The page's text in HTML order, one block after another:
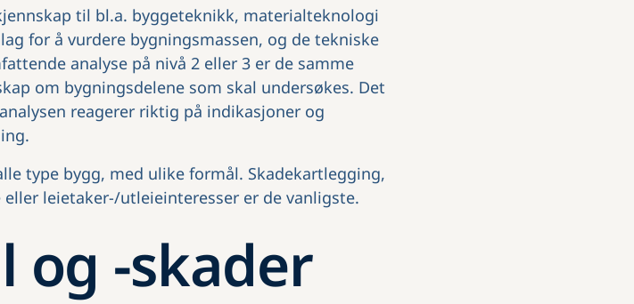
til bl.a. byggeteknikk, materialteknologi
for å vurdere bygningsmassen, og de tekniske
analyse på nivå 2 eller 3 er de samme
om bygningsdelene som skal undersøkes. Det
reagerer riktig på indikasjoner og
type bygg, med ulike formål. Skadekartlegging,
leietaker-/utleieinteresser er de vanligste.
-skader